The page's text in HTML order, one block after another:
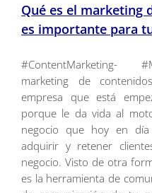
Qué es el marketing
es importante para
#ContentMarketing-
marketing de
empresa que está
porque le da vida al
negocio que hoy en
adquirir y retener
negocio. Visto de otra
es la herramienta de